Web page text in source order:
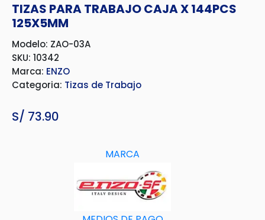
TIZAS PARA TRABAJO CAJA X 144PCS
125X5MM
Modelo: ZAO-03A
SKU: 10342
Marca: ENZO
Categoria: Tizas de Trabajo
S/ 73.90
MARCA